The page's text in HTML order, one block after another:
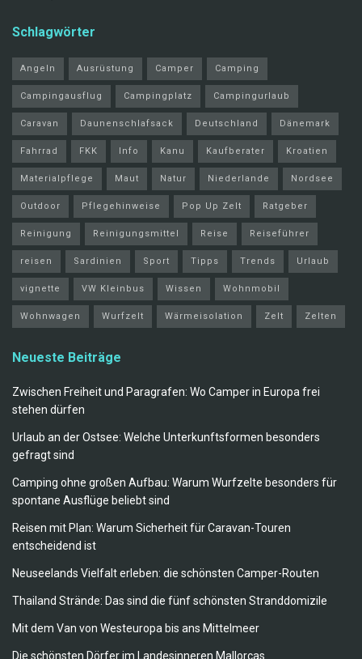
Schlagwörter
Angeln Ausrüstung Camper Camping
Campingausflug Campingplatz Campingurlaub
Caravan Daunenschlafsack Deutschland Dänemark
Fahrrad FKK Info Kanu Kaufberater Kroatien
Materialpflege Maut Natur Niederlande Nordsee
Outdoor Pflegehinweise Pop Up Zelt Ratgeber
Reinigung Reinigungsmittel Reise Reiseführer
reisen Sardinien Sport Tipps Trends Urlaub
vignette VW Kleinbus Wissen Wohnmobil
Wohnwagen Wurfzelt Wärmeisolation Zelt Zelten
Neueste Beiträge
Zwischen Freiheit und Paragrafen: Wo Camper in Europa frei
stehen dürfen
Urlaub an der Ostsee: Welche Unterkunftsformen besonders
gefragt sind
Camping ohne großen Aufbau: Warum Wurfzelte besonders für
spontane Ausflüge beliebt sind
Reisen mit Plan: Warum Sicherheit für Caravan-Touren
entscheidend ist
Neuseelands Vielfalt erleben: die schönsten Camper-Routen
Thailand Strände: Das sind die fünf schönsten Stranddomizile
Mit dem Van von Westeuropa bis ans Mittelmeer
Die schönsten Dörfer im Landesinneren Mallorcas